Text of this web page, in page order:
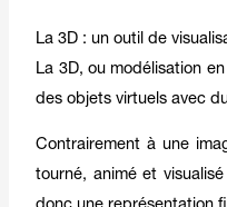
La 3D : un outil de
La 3D, ou modélisation
des objets virtuels avec
Contrairement à une
tourné, animé et